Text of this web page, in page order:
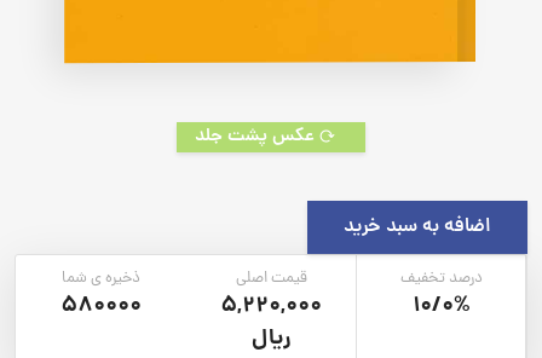
عکس پشت جلد
اضافه به سبد خرید
درصد تخفیف
10/0%
قیمت اصلی
5,220,000
ریال
ذخیره ی شما
580000